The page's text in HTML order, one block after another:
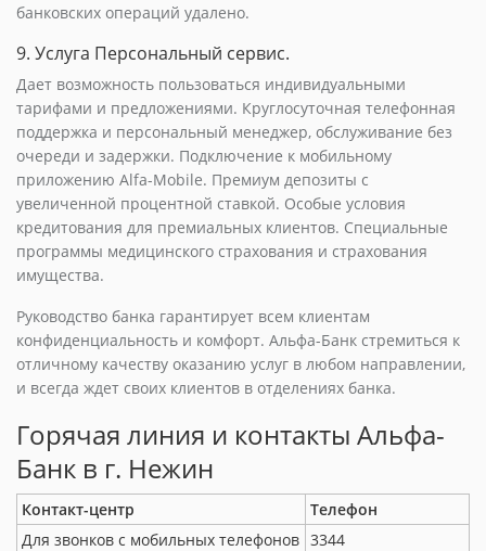
банковских операций удалено.
9. Услуга Персональный сервис.
Дает возможность пользоваться индивидуальными
тарифами и предложениями. Круглосуточная телефонная
поддержка и персональный менеджер, обслуживание без
очереди и задержки. Подключение к мобильному
приложению Alfa-Mobile. Премиум депозиты с
увеличенной процентной ставкой. Особые условия
кредитования для премиальных клиентов. Специальные
программы медицинского страхования и страхования
имущества.
Руководство банка гарантирует всем клиентам
конфиденциальность и комфорт. Альфа-Банк стремиться к
отличному качеству оказанию услуг в любом направлении,
и всегда ждет своих клиентов в отделениях банка.
Горячая линия и контакты Альфа-
Банк в г. Нежин
Контакт-центр
Телефон
Для звонков с мобильных телефонов 3344